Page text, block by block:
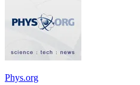
Phys.org